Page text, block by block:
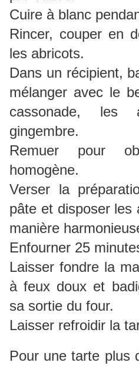
Cuire à blanc
Rincer, couper en
les abricots.
Dans un récipient,
mélanger avec le
cassonade, les
gingembre.
Remuer pour
homogène.
Verser la
pâte et disposer les
manière
Enfourner 25
Laisser fondre la
à feux doux et
sa sortie du four.
Laisser refroidir la
Pour une tarte plus